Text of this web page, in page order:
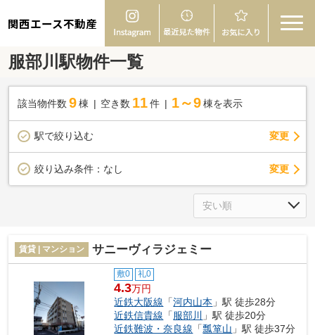
関西エース不動産
服部川駅物件一覧
該当物件数 9棟 空き数 11 件 1～9 棟を表示
駅で絞り込む 変更
絞り込み条件： なし 変更
賃貸 | マンション サニーヴィラジェミー
敷0 礼0
4.3万円
近鉄大阪線 「河内山本 」駅 徒歩28分
近鉄信貴線 「服部川
」駅 徒歩20分
近鉄難波・奈良線 「瓢箪山 」駅 徒歩37分